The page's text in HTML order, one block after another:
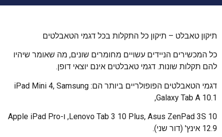
תיקון טאבלט – תיקון כל התקלות בכל דגמי הטאבלטים
כל המכשירים הניידים עשויים מחומרים שונים, מה שאומר שיהיו
להם תקלות שונות. דגמי טאבלטים אינם יוצאי דופן.
דגמי הטאבלטים הפופולריים ביותר הם: iPad Mini 4, Samsung
Galaxy Tab A 10.1,
Lenovo Tab 3 10 Plus, Asus ZenPad 3S 10, ו-Apple iPad Pro
12.9 אינץ' (דור שני).